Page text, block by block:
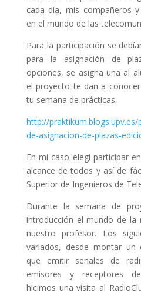
cada día, mis compañeros
en el mundo de las
Para la participación se
para la asignación de
opciones, se asigna una al
el proyecto te dan a
tu semana de prácticas.
http://
de-asignacion-de-plazas-
En mi caso elegí participar
alcance de todos y así de
Superior de Ingenieros de
Durante la semana de
introducción el mundo de la
nuestro profesor. Los
variados, desde montar un
que emitir señales de
emisores y receptores
hicimos una visita al